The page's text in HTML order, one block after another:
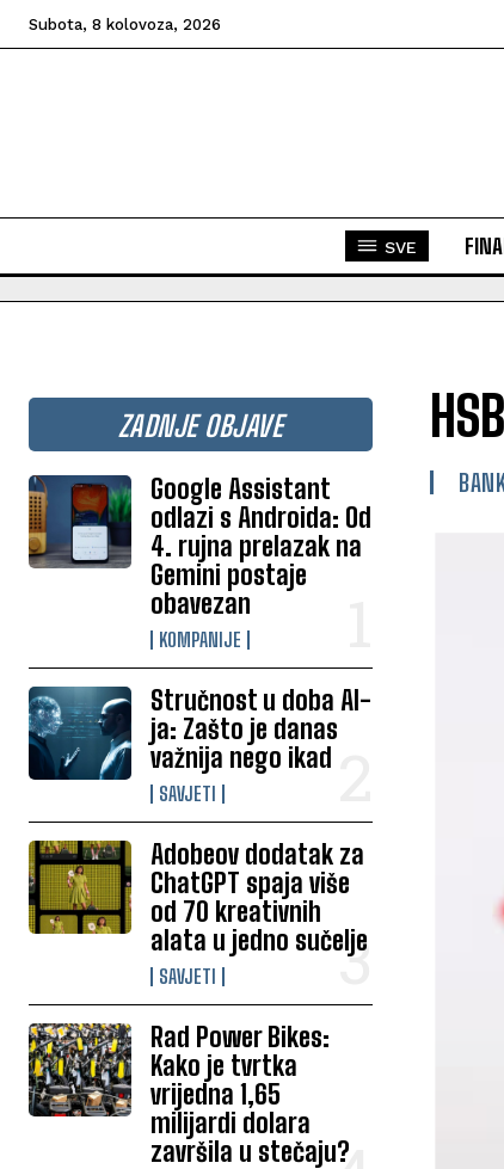
Subota, 8 kolovoza, 2026
SVE
ZADNJE OBJAVE
Google Assistant
odlazi s Androida: Od
4. rujna prelazak na
Gemini postaje
obavezan
KOMPANIJE
Stručnost u doba AI-
ja: Zašto je danas
važnija nego ikad
SAVJETI
Adobeov dodatak za
ChatGPT spaja više
od 70 kreativnih
alata u jedno sučelje
SAVJETI
Rad Power Bikes:
Kako je tvrtka
vrijedna 1,65
milijardi dolara
završila u stečaju?